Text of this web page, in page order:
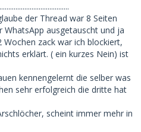
der Thread war 8 Seiten
ausgetauscht und ja
Wochen zack war ich blockiert,
erklärt. ( ein kurzes Nein) ist
kennengelernt die selber was
sehr erfolgreich die dritte hat
scheint immer mehr in